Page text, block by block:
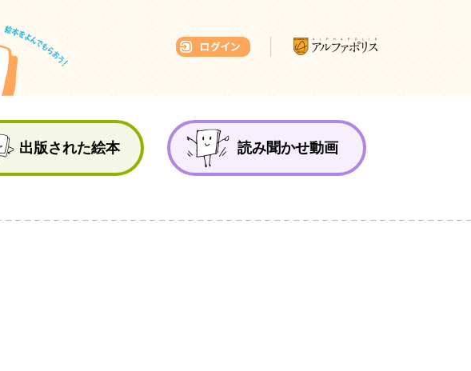
出版された絵本 読み聞かせ動画